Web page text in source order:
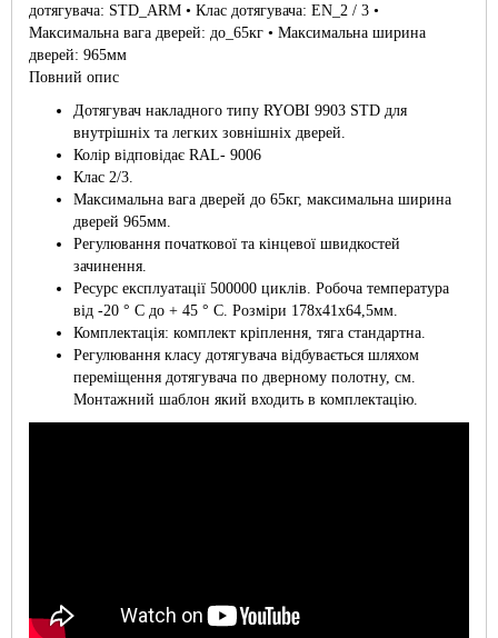
дотягувача: STD_ARM • Клас дотягувача: EN_2 / 3 •
Максимальна вага дверей: до_65кг • Максимальна ширина
дверей: 965мм
Повний опис
Дотягувач накладного типу RYOBI 9903 STD для
внутрішніх та легких зовнішніх дверей.
Колір відповідає RAL- 9006
Клас 2/3.
Максимальна вага дверей до 65кг, максимальна ширина
дверей 965мм.
Регулювання початкової та кінцевої швидкостей
зачинення.
Ресурс експлуатації 500000 циклів. Робоча температура
від -20 ° С до + 45 ° С. Розміри 178х41х64,5мм.
Комплектація: комплект кріплення, тяга стандартна.
Регулювання класу дотягувача відбувається шляхом
переміщення дотягувача по дверному полотну, см.
Монтажний шаблон який входить в комплектацію.